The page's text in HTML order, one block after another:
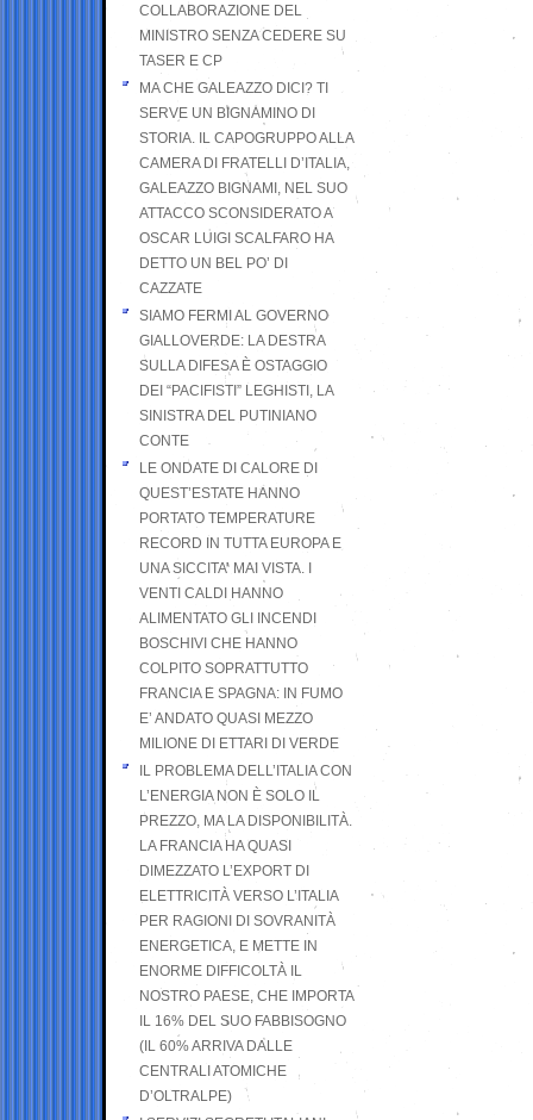
COLLABORAZIONE DEL
MINISTRO SENZA CEDERE SU
TASER E CP
MA CHE GALEAZZO DICI? TI
SERVE UN BIGNAMINO DI
STORIA. IL CAPOGRUPPO ALLA
CAMERA DI FRATELLI D’ITALIA,
GALEAZZO BIGNAMI, NEL SUO
ATTACCO SCONSIDERATO A
OSCAR LUIGI SCALFARO HA
DETTO UN BEL PO’ DI
CAZZATE
SIAMO FERMI AL GOVERNO
GIALLOVERDE: LA DESTRA
SULLA DIFESA È OSTAGGIO
DEI “PACIFISTI” LEGHISTI, LA
SINISTRA DEL PUTINIANO
CONTE
LE ONDATE DI CALORE DI
QUEST’ESTATE HANNO
PORTATO TEMPERATURE
RECORD IN TUTTA EUROPA E
UNA SICCITA’ MAI VISTA. I
VENTI CALDI HANNO
ALIMENTATO GLI INCENDI
BOSCHIVI CHE HANNO
COLPITO SOPRATTUTTO
FRANCIA E SPAGNA: IN FUMO
E’ ANDATO QUASI MEZZO
MILIONE DI ETTARI DI VERDE
IL PROBLEMA DELL’ITALIA CON
L’ENERGIA NON È SOLO IL
PREZZO, MA LA DISPONIBILITÀ.
LA FRANCIA HA QUASI
DIMEZZATO L’EXPORT DI
ELETTRICITÀ VERSO L’ITALIA
PER RAGIONI DI SOVRANITÀ
ENERGETICA, E METTE IN
ENORME DIFFICOLTÀ IL
NOSTRO PAESE, CHE IMPORTA
IL 16% DEL SUO FABBISOGNO
(IL 60% ARRIVA DALLE
CENTRALI ATOMICHE
D’OLTRALPE)